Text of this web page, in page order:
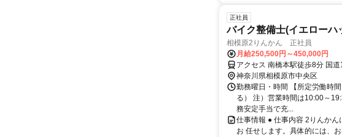
正社員
バイク整備士(イエローハ
相模原2りんかん 正社員
月給250,500円～450,000円
アクセス 南橋本駅徒歩8分 国
神奈川県相模原市中央区
勤務曜日・時間 【所定労働時
る） 注）営業時間は10:00～
務安定手当で充...
仕事情報 ● 仕事内容 2りんか
お 任せします。具体的には、